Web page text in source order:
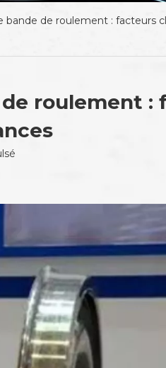
de roulement : facteurs
roulement :